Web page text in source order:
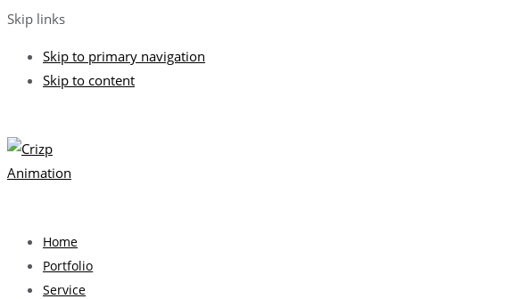
Skip links
Skip to primary navigation
Skip to content
Home
Portfolio
Service